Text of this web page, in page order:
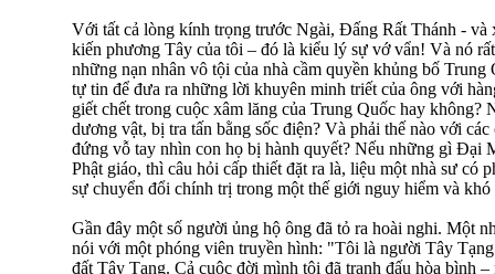
Với tất cả lòng kính trọng trước Ngài, Đấng Rất Thánh -
kiến phương Tây của tôi – đó là kiểu lý sự vớ vẩn! Và nó
những nạn nhân vô tội của nhà cầm quyền khủng bố
tự tin để đưa ra những lời khuyên minh triết của ông với
giết chết trong cuộc xâm lăng của Trung Quốc hay
dương vật, bị tra tấn bằng sốc điện? Và phải thế nào với
đứng vỗ tay nhìn con họ bị hành quyết? Nếu những gì Đại
Phật giáo, thì câu hỏi cấp thiết đặt ra là, liệu một nhà sư có
sự chuyển đổi chính trị trong một thế giới nguy hiểm và
Gần đây một số người ủng hộ ông đã tỏ ra hoài nghi. Một
nói với một phóng viên truyền hình: "Tôi là người Tây
đất Tây Tạng. Cả cuộc đời mình tôi đã tranh đấu hòa bình